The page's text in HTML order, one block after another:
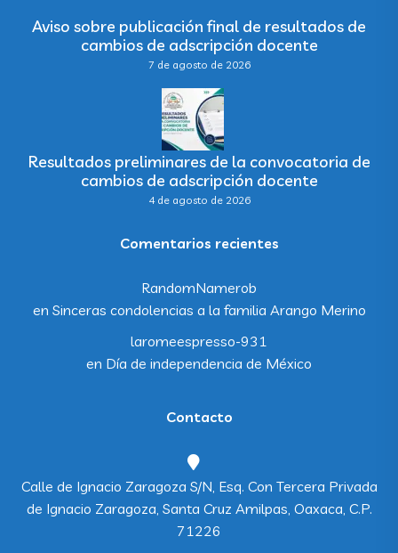
7 de agosto de 2026
Resultados preliminares de la convocatoria de
cambios de adscripción docente
4 de agosto de 2026
Comentarios recientes
RandomNamerob
laromeespresso-931
Día de independencia de México
Contacto
de Ignacio Zaragoza, Santa Cruz Amilpas, Oaxaca, C.P.
71226